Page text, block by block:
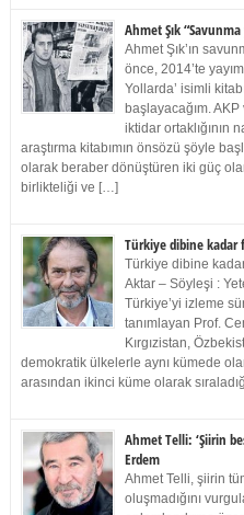
Ahmet Şık
Ahmet Şık’ın
önce, 2014’te
Yollarda’ isimli
başlayacağım.
iktidar ortaklığının
araştırma kitabımın önsözü şöyle
olarak beraber dönüştüren iki güç
birlikteliği ve […]
Türkiye dibine kadar
Türkiye dibine
Aktar – Söyleşi :
Türkiye’yi izleme
tanımlayan Prof.
Kırgızistan,
demokratik ülkelerle aynı kümede
arasından ikinci küme olarak
Ahmet Telli: ‘Şiirin
Erdem
Ahmet Telli, şiirin
oluşmadığını